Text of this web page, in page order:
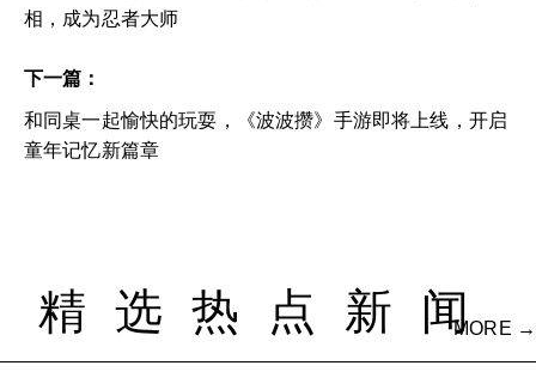
相，成为忍者大师
下一篇：
和同桌一起愉快的玩耍，《波波攒》手游即将上线，开启
童年记忆新篇章
精选热点新闻
MORE →